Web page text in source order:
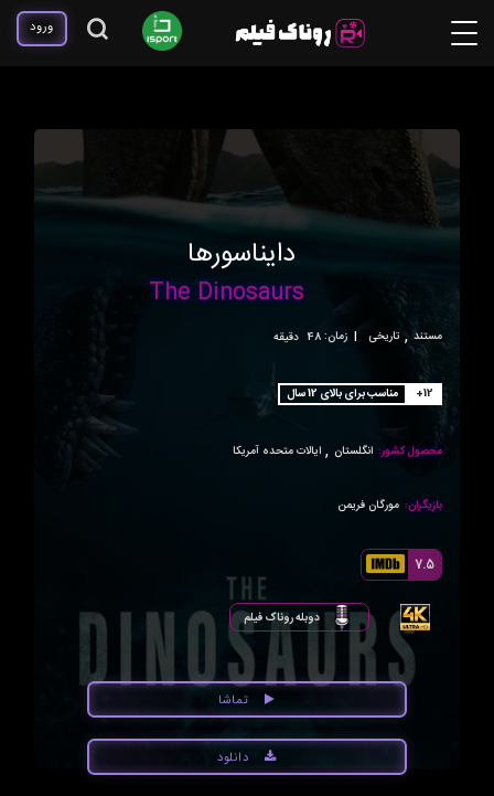
ورود
دایناسورها
The Dinosaurs
مستند , تاریخی | زمان:48 دقیقه
+12 مناسب برای بالای 12 سال
محصول کشور: انگلستان , ایالات متحده آمریکا
بازیگران: مورگان فریمن
7.5
دوبله روناک فیلم
تماشا
دانلود